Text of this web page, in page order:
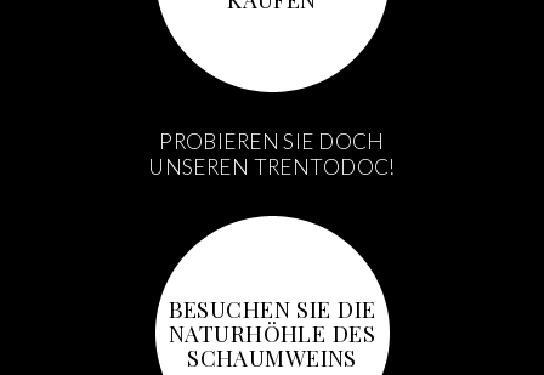
PROBIEREN SIE DOCH
UNSEREN TRENTODOC!
BESUCHEN SIE DIE
NATURHÖHLE DES
SCHAUMWEINS